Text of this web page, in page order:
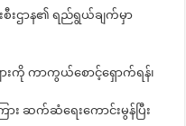
းဌာန၏ ရည်ရွယ်ချက်မှာ
းကို ကာကွယ်စောင့်ရှောက်ရန်၊
း ဆက်ဆံရေးကောင်းမွန်ပြီး